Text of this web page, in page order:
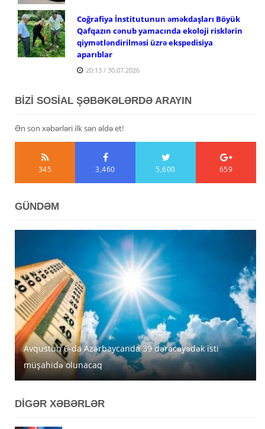
Coğrafiya İnstitutunun əməkdaşları Böyük
Qafqazın cənub yamacında ekoloji risklərin
qiymətləndirilməsi üzrə ekspedisiya
aparıblar
20:13 / 30.07.2026
BİZİ SOSİAL ŞƏBƏKƏLƏRDƏ ARAYIN
Ən son xəbərləri ilk sən əldə et!
345 3,460 5,600 659
GÜNDƏM
Avqustun 6-da Azərbaycanda 39 dərəcəyədək isti
müşahidə olunacaq
Azərbaycanda avqustun 5-nə gözlənilən hava şəraiti
açıqlanıb
MİDA Lənkəran, Şirvan və Yevlaxda güzəştli mənzilləri
satışa çıxarır
DİGƏR XƏBƏRLƏR